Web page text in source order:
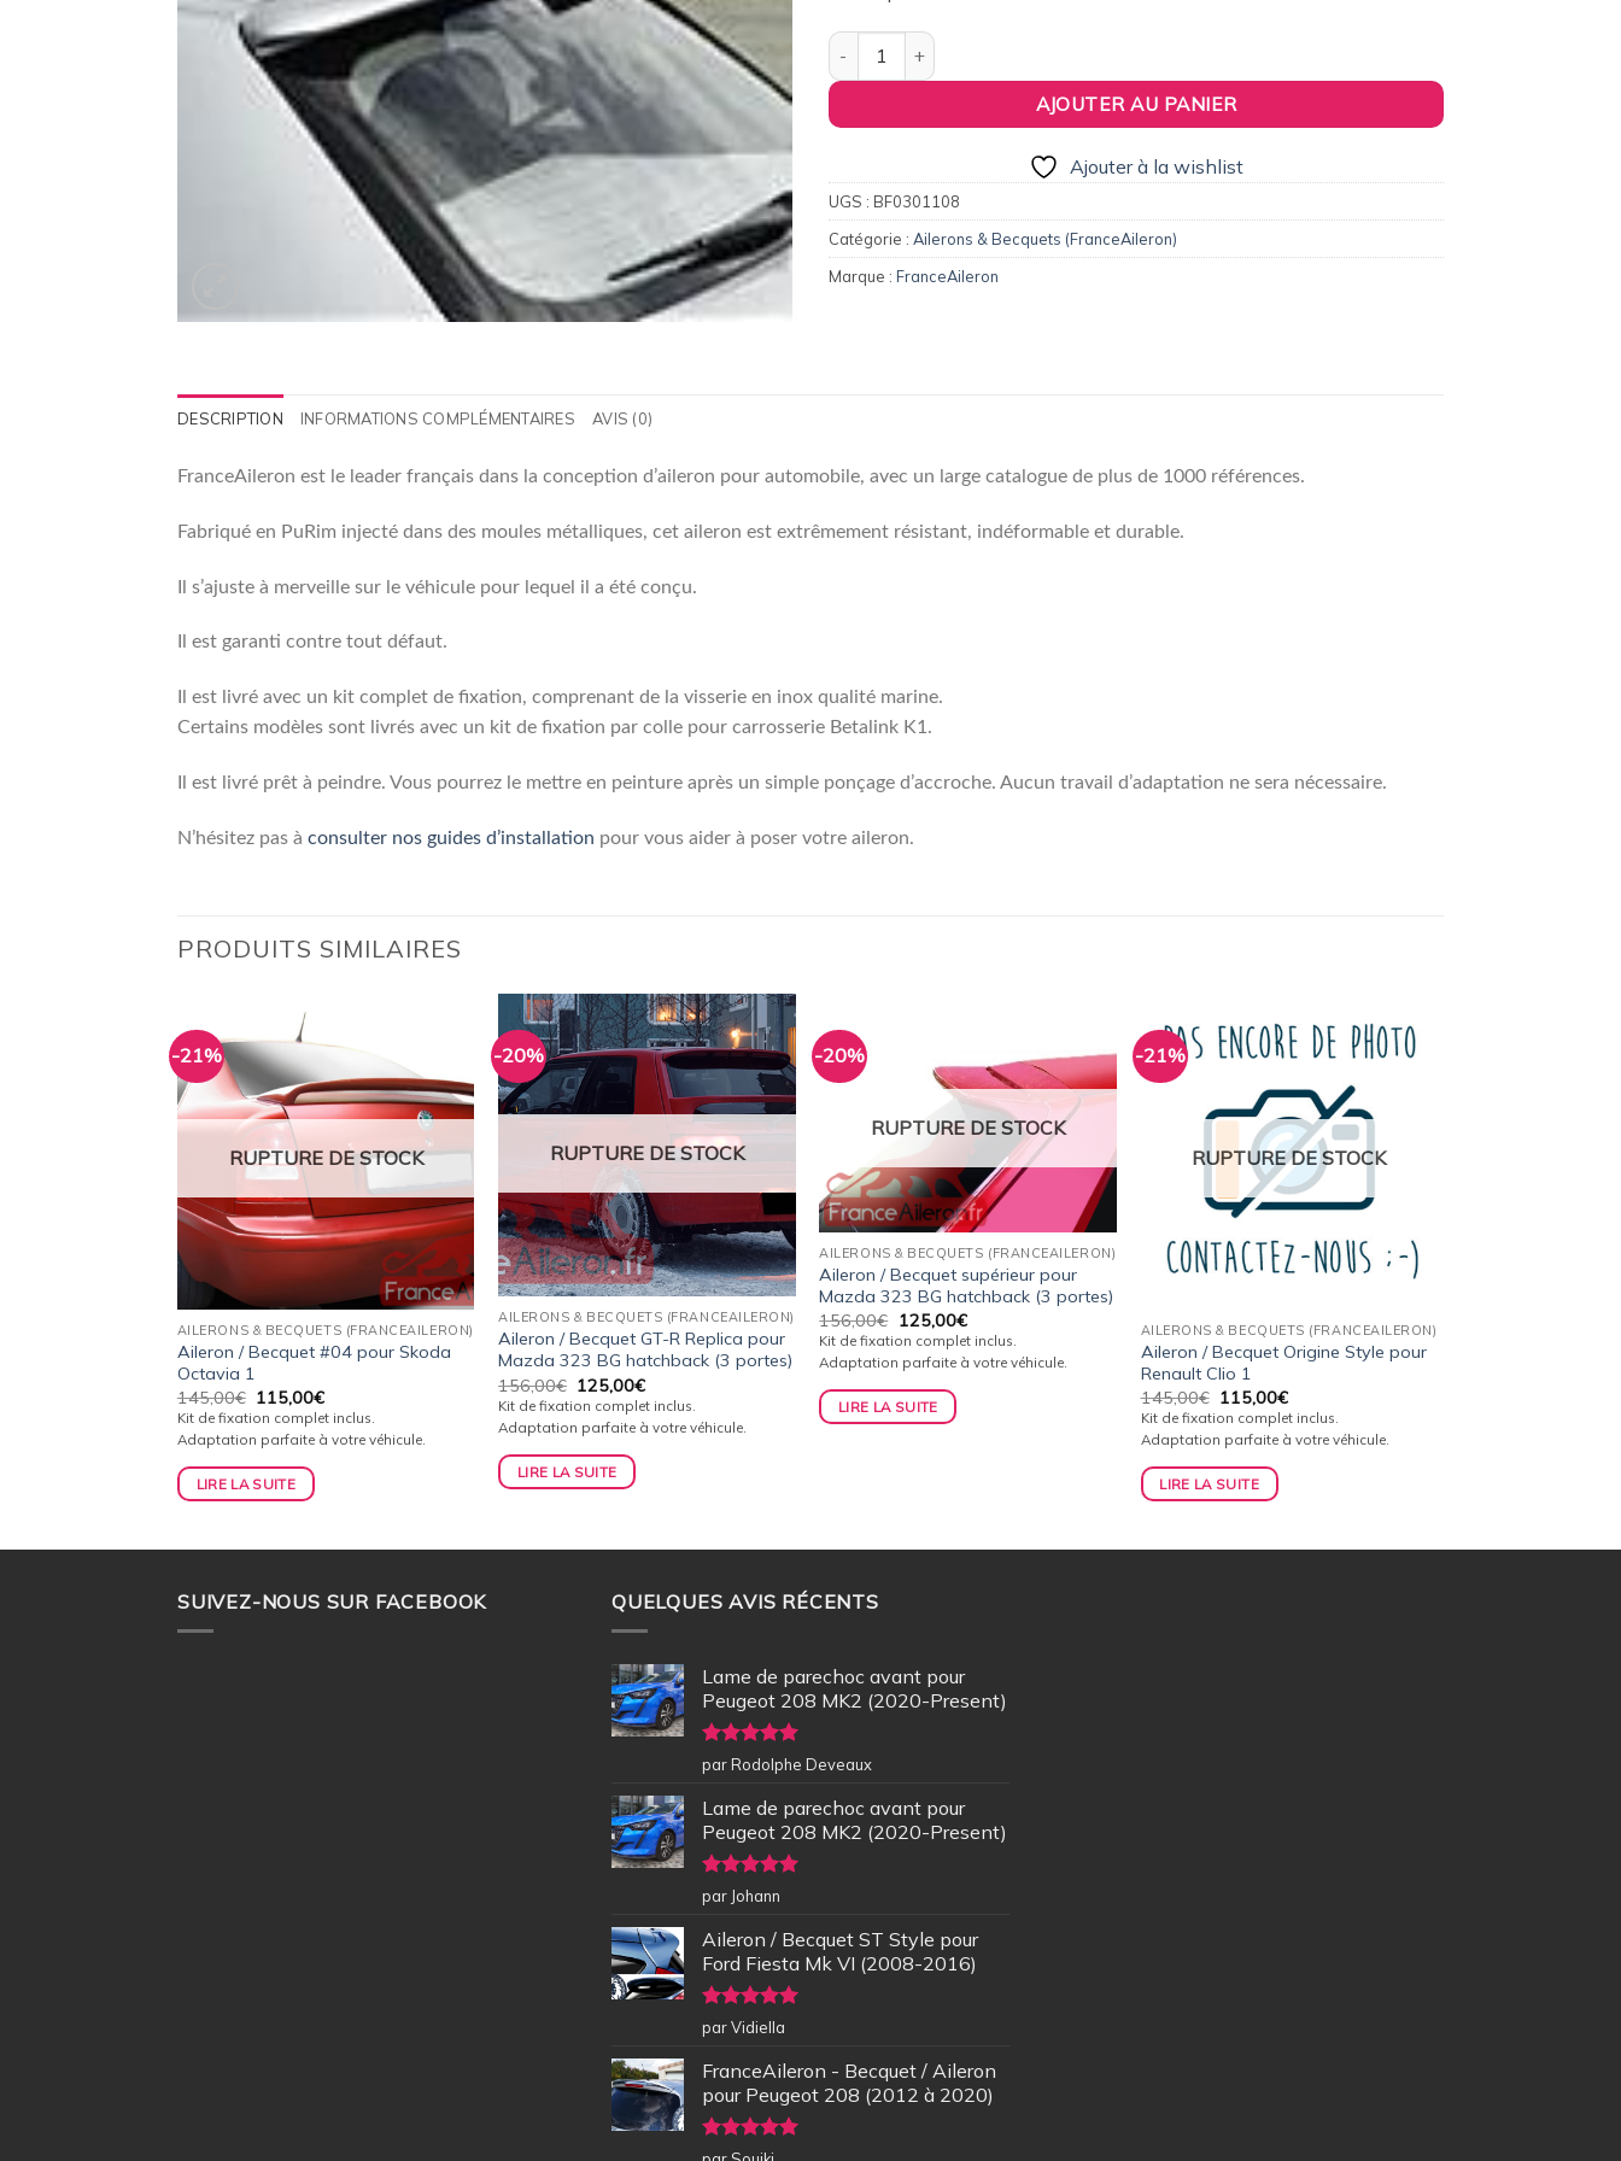
quantité de Aileron / Becquet pour Audi A3 phase 1 (8L)
AJOUTER AU PANIER
Ajouter à la wishlist
UGS : BF0301108
Catégorie : Ailerons & Becquets (FranceAileron)
Marque : FranceAileron
DESCRIPTION INFORMATIONS COMPLÉMENTAIRES AVIS (0)
FranceAileron est le leader français dans la conception d’aileron pour automobile, avec un large catalogue de plus de 1000 références.
Fabriqué en PuRim injecté dans des moules métalliques, cet aileron est extrêmement résistant, indéformable et durable.
Il s’ajuste à merveille sur le véhicule pour lequel il a été conçu.
Il est garanti contre tout défaut.
Il est livré avec un kit complet de fixation, comprenant de la visserie en inox qualité marine.
Certains modèles sont livrés avec un kit de fixation par colle pour carrosserie Betalink K1.
Il est livré prêt à peindre. Vous pourrez le mettre en peinture après un simple ponçage d’accroche. Aucun travail d’adaptation ne sera nécessaire.
N’hésitez pas à consulter nos guides d’installation pour vous aider à poser votre aileron.
PRODUITS SIMILAIRES
-21%
à la
wishlist
RUPTURE DE STOCK
AILERONS & BECQUETS (FRANCEAILERON)
Aileron / Becquet #04 pour Skoda
Octavia 1
145,00€ Le
prix
initial
était :
145,00€.
115,00€Le
prix
actuel
est :
Kit de fixation complet inclus.
Adaptation parfaite à votre véhicule.
LIRE LA SUITE
-20%
Ajouter
à la
wishlist
RUPTURE DE STOCK
AILERONS & BECQUETS (FRANCEAILERON)
Aileron / Becquet GT-R Replica pour
Mazda 323 BG hatchback (3 portes)
156,00€ Le
prix
initial
était :
156,00€.
125,00€Le
prix
actuel
est :
Kit de fixation complet inclus.
Adaptation parfaite à votre véhicule.
LIRE LA SUITE
-20%
Ajouter
à la
wishlist
RUPTURE DE STOCK
AILERONS & BECQUETS (FRANCEAILERON)
Aileron / Becquet supérieur pour
Mazda 323 BG hatchback (3 portes)
156,00€ Le
prix
initial
était :
156,00€.
125,00€Le
prix
actuel
est :
Kit de fixation complet inclus.
Adaptation parfaite à votre véhicule.
LIRE LA SUITE
-21%
Ajouter
RUPTURE DE STOCK
AILERONS & BECQUETS (FRANCEAILERON)
Aileron / Becquet Origine Style pour
Renault Clio 1
145,00€ Le
prix
initial
était :
145,00€.
115,00€Le
prix
actuel
est :
Kit de fixation complet inclus.
Adaptation parfaite à votre véhicule.
LIRE LA SUITE
SUIVEZ-NOUS SUR FACEBOOK QUELQUES AVIS RÉCENTS
Lame de parechoc avant pour
Peugeot 208 MK2 (2020-Present)
Note5sur
5
par Rodolphe Deveaux
Lame de parechoc avant pour
Peugeot 208 MK2 (2020-Present)
Note5sur
5
par Johann
Aileron / Becquet ST Style pour
Ford Fiesta Mk VI (2008-2016)
Note5sur
5
par Vidiella
FranceAileron - Becquet / Aileron
pour Peugeot 208 (2012 à 2020)
Note5sur